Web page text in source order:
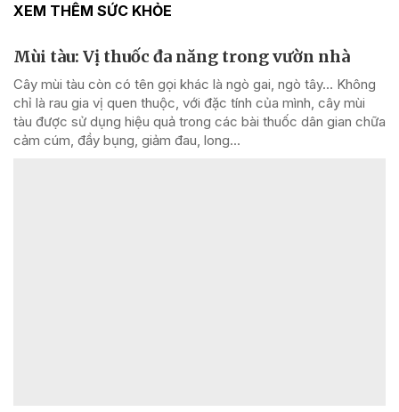
XEM THÊM SỨC KHỎE
Mùi tàu: Vị thuốc đa năng trong vườn nhà
Cây mùi tàu còn có tên gọi khác là ngò gai, ngò tây… Không
chỉ là rau gia vị quen thuộc, với đặc tính của mình, cây mùi
tàu được sử dụng hiệu quả trong các bài thuốc dân gian chữa
cảm cúm, đầy bụng, giảm đau, long...